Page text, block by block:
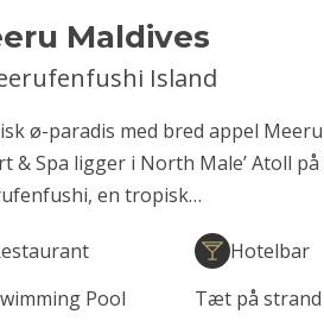
Maldives
Island
ø-paradis med bred appel
& Spa ligger i North Male’ Atoll på
en tropisk…
Hotelbar
Pool
Tæt på strand